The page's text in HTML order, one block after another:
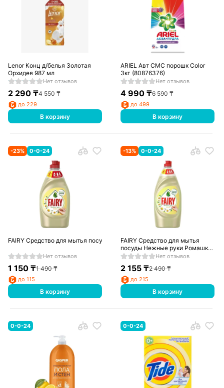
Lenor Конц д/белья Золотая
Орхидея 987 мл
Нет отзывов
2 290₸4 550₸
до 229
В корзину
ARIEL Авт СМС порошк Color
3кг (80876376)
Нет отзывов
4 990 ₸6 590₸
до 499
В корзину
-23% 0-0-24
FAIRY Средство для мытья посуды Нежные руки Ромашка и витамин Е
Нет отзывов
1 150₸1 490₸
до 115
В корзину
-13% 0-0-24
FAIRY Средство для мытья
посуды Нежные руки Ромашка
и витамин Е 900мл/1л
Нет отзывов
2 155 ₸2 490₸
до 215
В корзину
0-0-24 0-0-24